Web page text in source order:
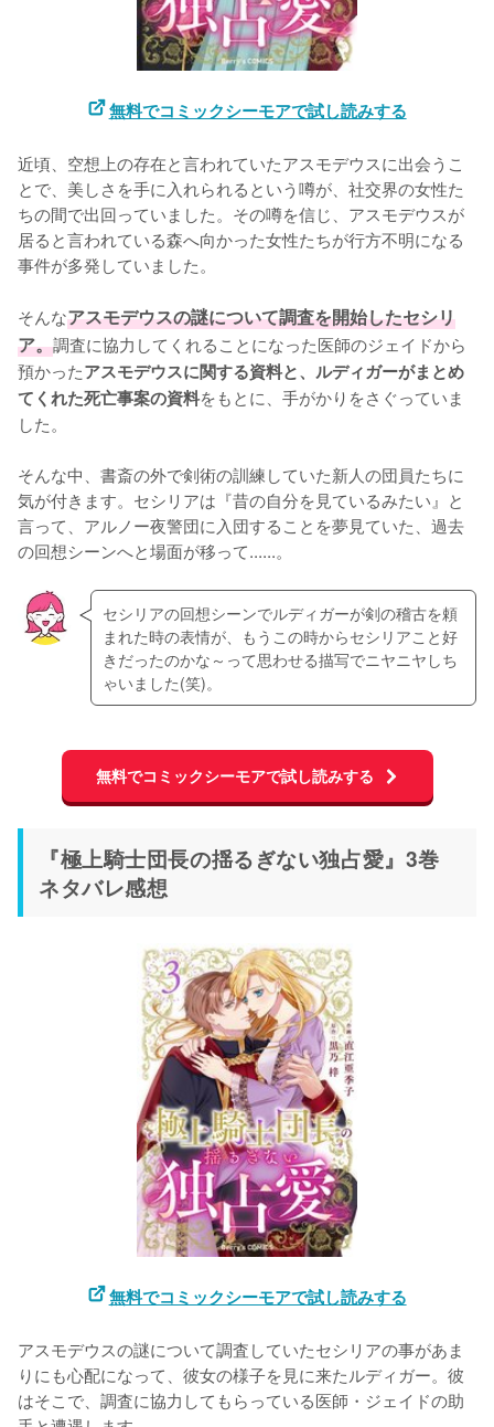
無料でコミックシーモアで試し読みする
近頃、空想上の存在と言われていたアスモデウスに出会うこ
とで、美しさを手に入れられるという噂が、社交界の女性た
ちの間で出回っていました。その噂を信じ、アスモデウスが
居ると言われている森へ向かった女性たちが行方不明になる
事件が多発していました。
そんなアスモデウスの謎について調査を開始したセシリ
ア。調査に協力してくれることになった医師のジェイドから
預かったアスモデウスに関する資料と、ルディガーがまとめ
てくれた死亡事案の資料をもとに、手がかりをさぐっていま
した。
そんな中、書斎の外で剣術の訓練していた新人の団員たちに
気が付きます。セシリアは『昔の自分を見ているみたい』と
言って、アルノー夜警団に入団することを夢見ていた、過去
の回想シーンへと場面が移って......。
セシリアの回想シーンでルディガーが剣の稽古を頼
まれた時の表情が、もうこの時からセシリアこと好
きだったのかな～って思わせる描写でニヤニヤしち
ゃいました(笑)。
無料でコミックシーモアで試し読みする
『極上騎士団長の揺るぎない独占愛』3巻
ネタバレ感想
無料でコミックシーモアで試し読みする
アスモデウスの謎について調査していたセシリアの事があま
りにも心配になって、彼女の様子を見に来たルディガー。彼
はそこで、調査に協力してもらっている医師・ジェイドの助